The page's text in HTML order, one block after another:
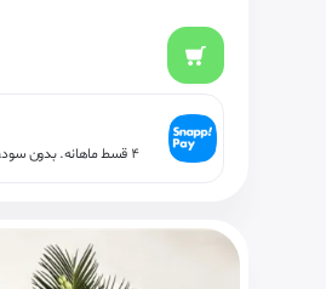
۴ قسط ماهانه. بدون سود، چک و ضامن.